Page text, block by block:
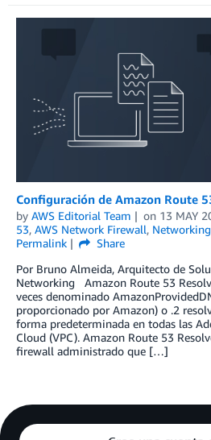
Configuración de Amazon Route
by AWS Editorial Team on 13 MAY
53, AWS Network Firewall,
Permalink
Share
Por Bruno Almeida, Arquitecto de
Networking Amazon Route 53
veces denominado
proporcionado por Amazon) o .2
forma predeterminada en todas las
Cloud (VPC). Amazon Route 53
firewall administrado que […]